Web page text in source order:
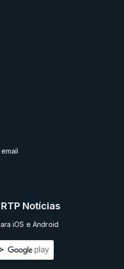
RTP Notícias
iOS e Android